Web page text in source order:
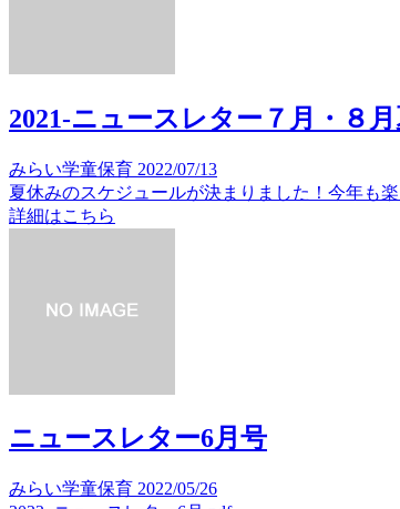
2021-ニュースレター７月・８月
みらい学童保育 2022/07/13
夏休みのスケジュールが決まりました！今年も
詳細はこちら
ニュースレター6月号
みらい学童保育 2022/05/26